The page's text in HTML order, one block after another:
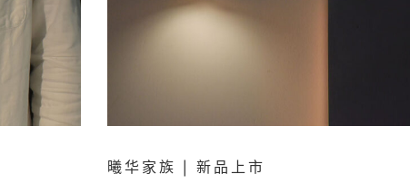
曦华家族 | 新品上市